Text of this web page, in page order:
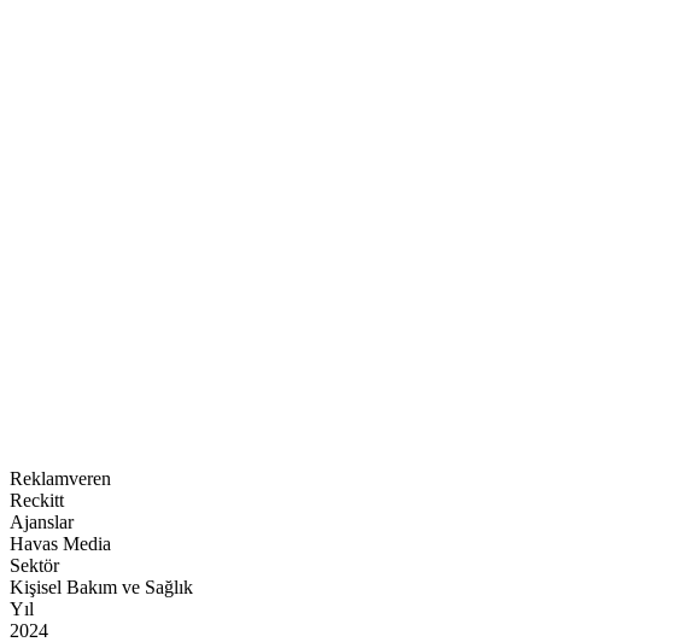
Reklamveren
Reckitt
Ajanslar
Havas Media
Sektör
Kişisel Bakım ve Sağlık
Yıl
2024